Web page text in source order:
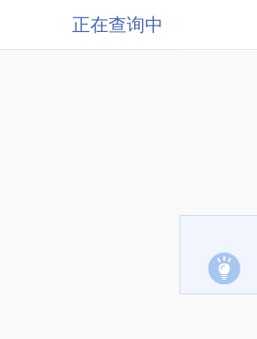
正在查询中